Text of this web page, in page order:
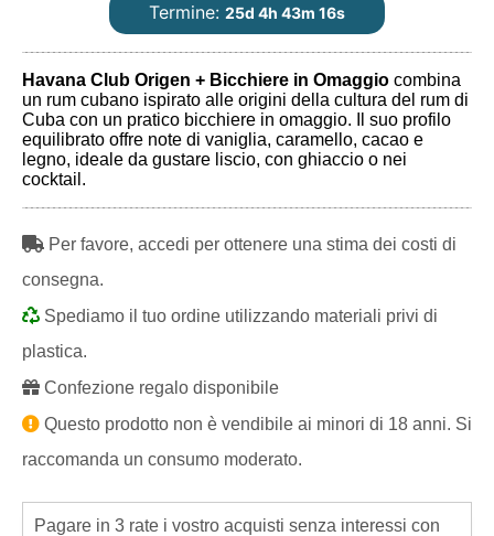
Termine: 25d 4h 43m 15s
Havana Club Origen + Bicchiere in Omaggio combina
un rum cubano ispirato alle origini della cultura del rum di
Cuba con un pratico bicchiere in omaggio. Il suo profilo
equilibrato offre note di vaniglia, caramello, cacao e
legno, ideale da gustare liscio, con ghiaccio o nei
cocktail.
Per favore, accedi per ottenere una stima dei costi di
consegna.
Spediamo il tuo ordine utilizzando materiali privi di
plastica.
Confezione regalo disponibile
Questo prodotto non è vendibile ai minori di 18 anni. Si
raccomanda un consumo moderato.
Pagare in 3 rate i vostro acquisti senza interessi con